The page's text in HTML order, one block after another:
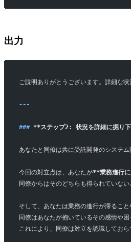
出力
ご説明ありがとうございます。詳細な状
---
### **ステップ2: 状況を詳細に掘り
あなたと同僚は共に受託開発のシステ
今回の対立点は、あなたが**業務進行に
同僚からはそのどちらも得られていな
そして、あなたは業務の進行が滞るこ
同僚はあなたが抱いているその感情や
これにより、同僚は対立を認識してお